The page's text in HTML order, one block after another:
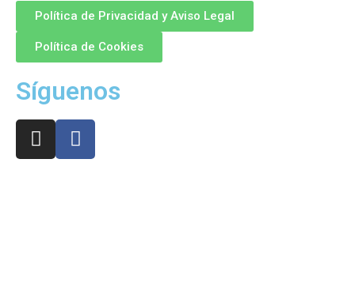
Política de Privacidad y Aviso Legal
Política de Cookies
Síguenos